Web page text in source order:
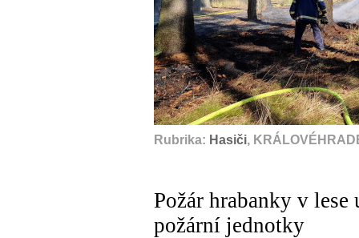
Rubrika: Hasiči,
Požár hrabanky v
požární jednotky